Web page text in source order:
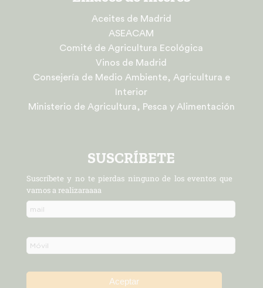
Aceites de Madrid
ASEACAM
Comité de Agricultura Ecológica
Vinos de Madrid
Consejería de Medio Ambiente, Agricultura e
Interior
Ministerio de Agricultura, Pesca y Alimentación
SUSCRÍBETE
Suscríbete y no te pierdas ninguno de los eventos que
vamos a realizaraaaa